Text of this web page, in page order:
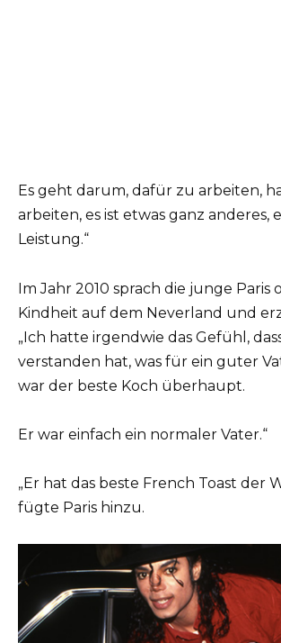
Es geht darum, dafür zu arbeiten,
arbeiten, es ist etwas ganz anderes,
Leistung.“
Im Jahr 2010 sprach die junge Paris
Kindheit auf dem Neverland und
„Ich hatte irgendwie das Gefühl,
verstanden hat, was für ein guter
war der beste Koch überhaupt.
Er war einfach ein normaler Vater.“
„Er hat das beste French Toast der
fügte Paris hinzu.